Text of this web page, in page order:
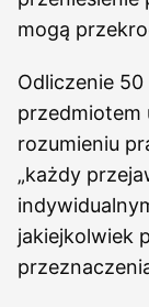
mogą
Odliczenie
przedmiotem
rozumieniu
„każdy
jakiejkolwiek